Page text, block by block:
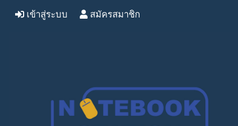
เข้าสู่ระบบ สมัครสมาชิก